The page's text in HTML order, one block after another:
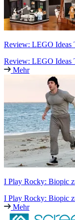
Review: LEGO Ideas
Review: LEGO Ideas
Mehr
I Play Rocky: Biopic
I Play Rocky: Biopic
Mehr